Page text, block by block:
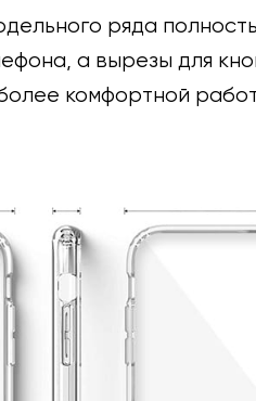
ряда
а вырезы для
комфортной